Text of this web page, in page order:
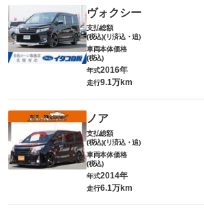
ヴォクシー
支払総額
(税込)(リ済込・追)
車両本体価格
(税込)
年式2016年
走行9.1万km
ノア
支払総額
(税込)(リ済込・追)
車両本体価格
(税込)
年式2014年
走行6.1万km